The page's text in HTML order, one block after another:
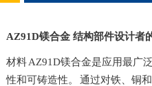
AZ91D镁合金 结构部件设计者
材料 AZ91D镁合金是应用最广
性和可铸造性。 通过对铁、铜